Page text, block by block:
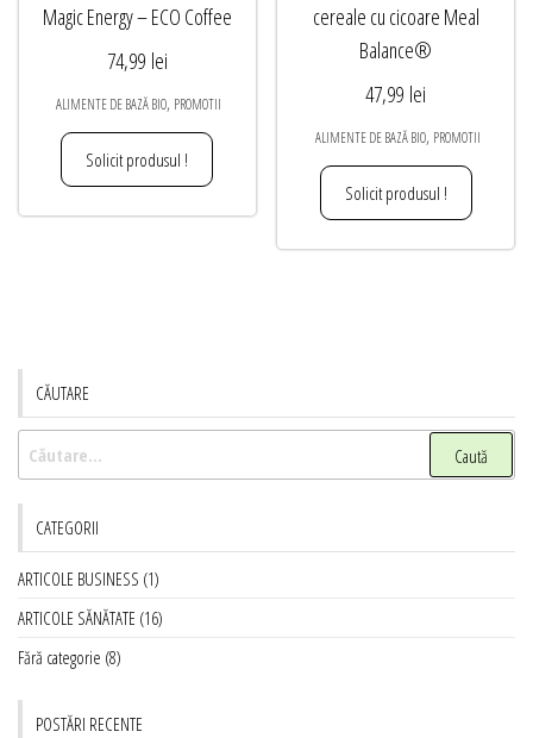
Magic Energy – ECO Coffee
74,99 lei
ALIMENTE DE BAZĂ BIO, PROMOTII
Solicit produsul !
cereale cu cicoare Meal
Balance®
47,99 lei
ALIMENTE DE BAZĂ BIO, PROMOTII
Solicit produsul !
CĂUTARE
Caută
după:
CATEGORII
ARTICOLE BUSINESS (1)
ARTICOLE SĂNĂTATE (16)
Fără categorie (8)
POSTĂRI RECENTE